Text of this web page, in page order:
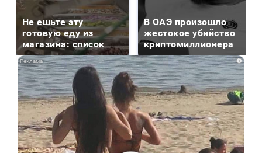
Не ешьте эту
готовую еду из
магазина: список
В ОАЭ произошло
жестокое убийство
криптомиллионера
i